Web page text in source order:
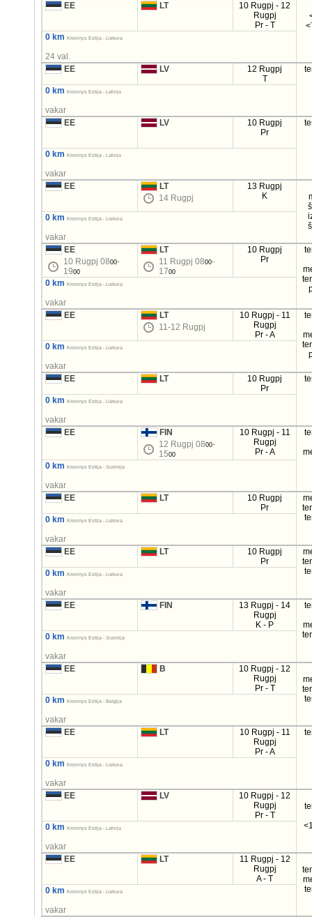
EE LT
10 Rugpj - 12
Rugpj
Pr - T
0 km
Krovinys Estija - Lietuva
24 val.
EE
LV
12 Rugpj
T
0 km Krovinys Estija - Latvija
vakar
EE
LV
10 Rugpj
Pr
0 km Krovinys Estija - Latvija
vakar
EE
LT
14 Rugpj
13 Rugpj
K
0 km Krovinys Estija - Lietuva
vakar
EE
10 Rugpj 0800-
1900
LT
11 Rugpj 0800-
1700
10 Rugpj
Pr
0 km Krovinys Estija - Lietuva
vakar
EE
LT
11-12 Rugpj
10 Rugpj - 11
Rugpj
Pr - A
0 km Krovinys Estija - Lietuva
vakar
EE
LT
10 Rugpj
Pr
0 km Krovinys Estija - Lietuva
vakar
EE
FIN
12 Rugpj 0800-
1500
10 Rugpj - 11
Rugpj
Pr - A
0 km
Krovinys Estija - Suomija
vakar
EE
LT
10 Rugpj
Pr
0 km Krovinys Estija - Lietuva
vakar
EE
LT
10 Rugpj
Pr
0 km Krovinys Estija - Lietuva
vakar
EE
FIN
13 Rugpj - 14
Rugpj
K - P
0 km Krovinys Estija - Suomija
vakar
EE
B
10 Rugpj - 12
Rugpj
Pr - T
0 km Krovinys Estija - Belgija
vakar
EE
LT
10 Rugpj - 11
Rugpj
Pr - A
0 km Krovinys Estija - Lietuva
vakar
EE
LV
10 Rugpj - 12
Rugpj
Pr - T
0 km Krovinys Estija - Latvija
vakar
EE
LT
11 Rugpj - 12
Rugpj
A - T
0 km Krovinys Estija - Lietuva
vakar